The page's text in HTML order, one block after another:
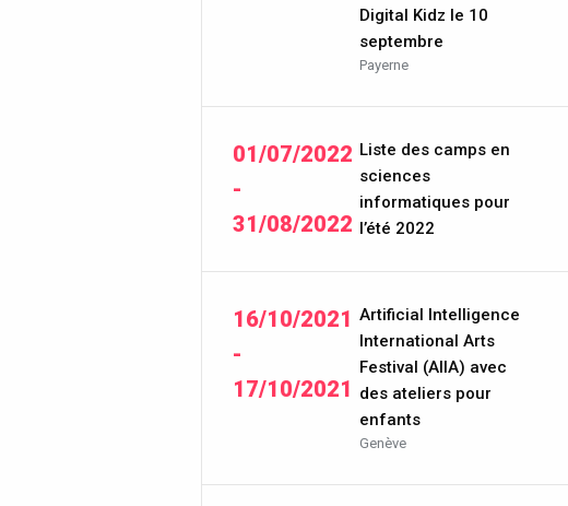
Digital Kidz le 10
septembre
Payerne
01/07/2022
-
31/08/2022
Liste des camps en
sciences
informatiques pour
l’été 2022
16/10/2021
-
17/10/2021
Artificial Intelligence
International Arts
Festival (AIIA) avec
des ateliers pour
enfants
Genève